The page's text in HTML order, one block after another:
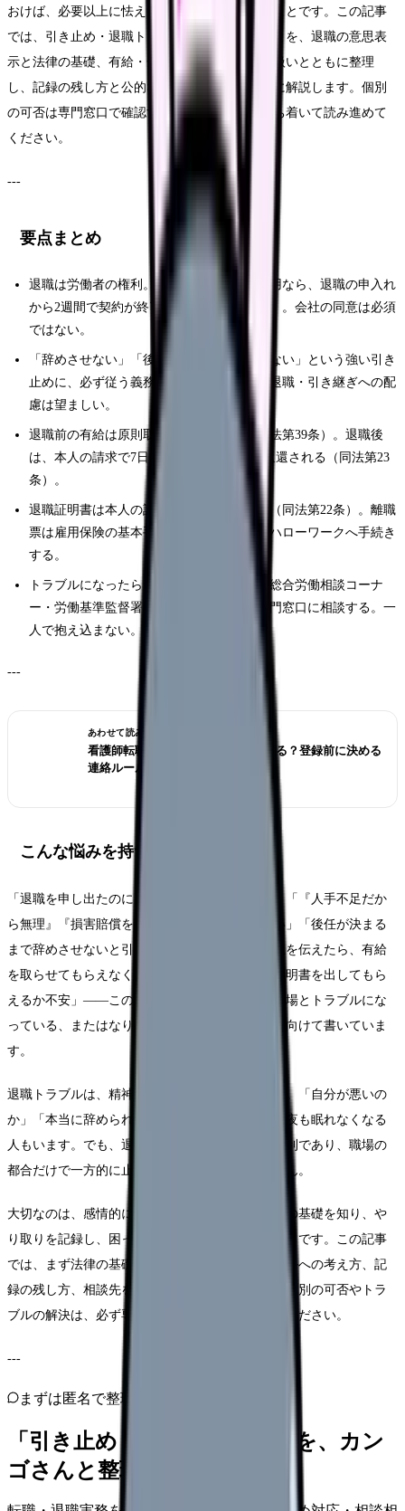
おけば、必要以上に怯えずに対応できるということです。この記事
では、引き止め・退職トラブルで確認したいことを、退職の意思表
示と法律の基礎、有給・金品の返還や離職票の扱いとともに整理
し、記録の残し方と公的な相談先を、断定せずに解説します。個別
の可否は専門窓口で確認することを前提に、落ち着いて読み進めて
ください。
---
要点まとめ
退職は労働者の権利。期間の定めのない雇用なら、退職の申入れ
から2週間で契約が終了する（民法第627条）。会社の同意は必須
ではない。
「辞めさせない」「後任が決まるまで認めない」という強い引き
止めに、必ず従う義務はない。ただし円満退職・引き継ぎへの配
慮は望ましい。
退職前の有給は原則取得できる（労働基準法第39条）。退職後
は、本人の請求で7日以内に賃金・金品が返還される（同法第23
条）。
退職証明書は本人の請求で会社に交付義務（同法第22条）。離職
票は雇用保険の基本手当に必要で、会社がハローワークへ手続き
する。
トラブルになったら、やり取りを記録し、総合労働相談コーナ
ー・労働基準監督署・弁護士など公的・専門窓口に相談する。一
人で抱え込まない。
---
あわせて読みたい
看護師転職サイトは電話なしで使える？登録前に決める
連絡ルール
こんな悩みを持つ看護師さんへ
「退職を申し出たのに、受け取ってもらえない」「『人手不足だか
ら無理』『損害賠償を請求する』と言われて怖い」「後任が決まる
まで辞めさせないと引き止められている」「退職を伝えたら、有給
を取らせてもらえなくなった」「離職票や退職証明書を出してもら
えるか不安」——この記事は、退職をめぐって職場とトラブルにな
っている、またはなりそうで不安な看護師さんに向けて書いていま
す。
退職トラブルは、精神的に大きな負担になります。「自分が悪いの
か」「本当に辞められるのか」と追い詰められ、夜も眠れなくなる
人もいます。でも、退職は労働者に認められた権利であり、職場の
都合だけで一方的に止められるものではありません。
大切なのは、感情的に対立するのではなく、法律の基礎を知り、や
り取りを記録し、困ったら公的窓口に相談することです。この記事
では、まず法律の基礎を整理し、よくあるトラブルへの考え方、記
録の残し方、相談先を順に見ていきます。なお、個別の可否やトラ
ブルの解決は、必ず専門窓口・専門家に確認してください。
---
まずは匿名で整理
「引き止め・退職トラブル」を、カン
ゴさんと整理しませんか。